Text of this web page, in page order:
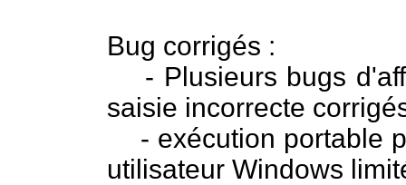
Bug corrigés :
- Plusieurs bugs
saisie incorrecte
- exécution portable
utilisateur Windows